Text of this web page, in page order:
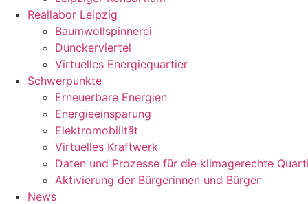
Reallabor Leipzig
Baumwollspinnerei
Dunckerviertel
Virtuelles Energiequartier
Schwerpunkte
Erneuerbare Energien
Energieeinsparung
Elektromobilität
Virtuelles Kraftwerk
Daten und Prozesse für die klimagerechte
Aktivierung der Bürgerinnen und Bürger
News